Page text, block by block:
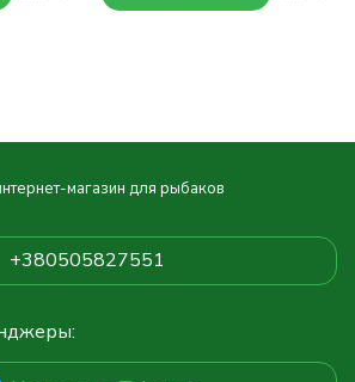
магазин для рыбаков
+380505827551